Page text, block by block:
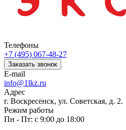
Телефоны
+7 (495) 067-48-27
Заказать звонок
E-mail
info@1lkz.ru
Адрес
г. Воскресенск, ул. Советская, д. 2.
Режим работы
Пн - Пт: с 9:00 до 18:00